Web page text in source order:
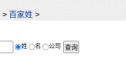
> 百家姓 >
姓 名 公司